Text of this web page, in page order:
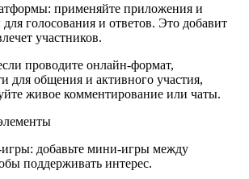
применяйте приложения и
голосования и ответов. Это добавит
участников.
проводите онлайн-формат,
для общения и активного участия,
живое комментирование или чаты.
добавьте мини-игры между
поддерживать интерес.